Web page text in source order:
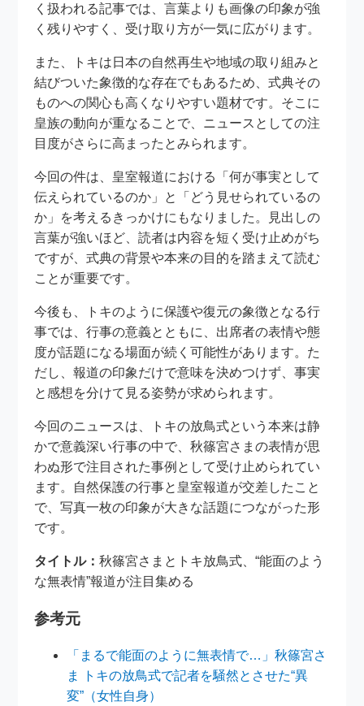
く扱われる記事では、言葉よりも画像の印象が強
く残りやすく、受け取り方が一気に広がります。
また、トキは日本の自然再生や地域の取り組みと
結びついた象徴的な存在でもあるため、式典その
ものへの関心も高くなりやすい題材です。そこに
皇族の動向が重なることで、ニュースとしての注
目度がさらに高まったとみられます。
今回の件は、皇室報道における「何が事実として
伝えられているのか」と「どう見せられているの
か」を考えるきっかけにもなりました。見出しの
言葉が強いほど、読者は内容を短く受け止めがち
ですが、式典の背景や本来の目的を踏まえて読む
ことが重要です。
今後も、トキのように保護や復元の象徴となる行
事では、行事の意義とともに、出席者の表情や態
度が話題になる場面が続く可能性があります。た
だし、報道の印象だけで意味を決めつけず、事実
と感想を分けて見る姿勢が求められます。
今回のニュースは、トキの放鳥式という本来は静
かで意義深い行事の中で、秋篠宮さまの表情が思
わぬ形で注目された事例として受け止められてい
ます。自然保護の行事と皇室報道が交差したこと
で、写真一枚の印象が大きな話題につながった形
です。
タイトル：秋篠宮さまとトキ放鳥式、“能面のよう
な無表情”報道が注目集める
参考元
「まるで能面のように無表情で…」秋篠宮さ
ま トキの放鳥式で記者を騒然とさせた“異
変”（女性自身）